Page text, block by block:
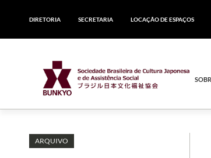
DIRETORIA SECRETARIA LOCAÇÃO DE ESPAÇOS
ARQUIVO